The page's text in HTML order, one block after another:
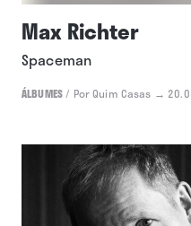
Max Richter
Spaceman
ÁLBUMES/ Por Quim Casas →